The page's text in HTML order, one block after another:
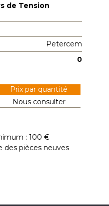
de Tension
Petercem
0
Prix par quantité
Nous consulter
: 100 €
des pièces neuves